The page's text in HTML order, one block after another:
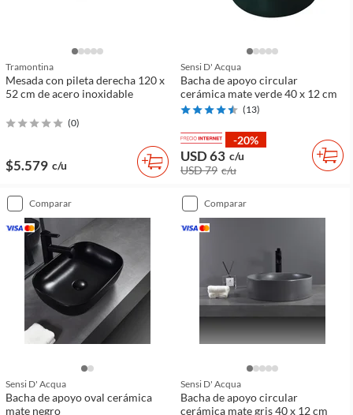
Tramontina
Mesada con pileta derecha 120 x
52 cm de acero inoxidable
(0)
$5.579 c/u
Sensi D' Acqua
Bacha de apoyo circular
cerámica mate verde 40 x 12 cm
(13)
-20%
USD 63 c/u
USD 79 c/u
comparar
Sensi D' Acqua
Bacha de apoyo oval cerámica
mate negro
comparar
Sensi D' Acqua
Bacha de apoyo circular
cerámica mate gris 40 x 12 cm